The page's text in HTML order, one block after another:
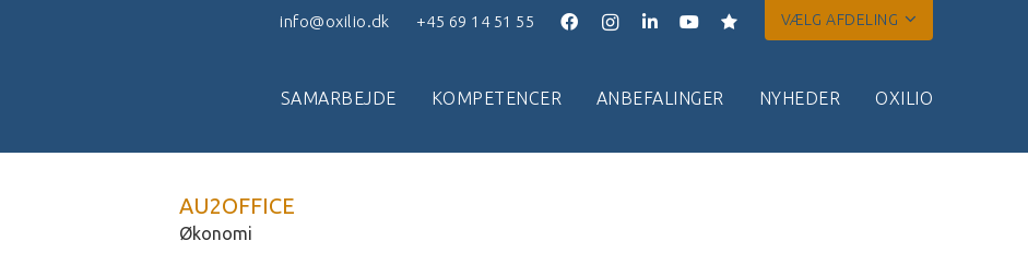
info@oxilio.dk +45 69 14 51 55 VÆLG AFDELING
SAMARBEJDE KOMPETENCER ANBEFALINGER NYHEDER OXILIO
AU2OFFICE
Økonomi